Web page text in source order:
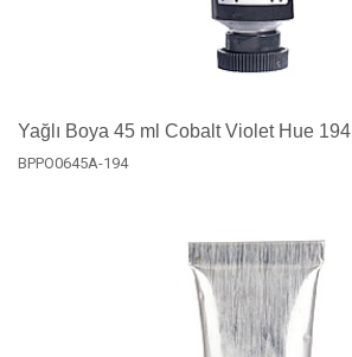
Yağlı Boya 45 ml Cobalt Violet Hue 194
BPPO0645A-194